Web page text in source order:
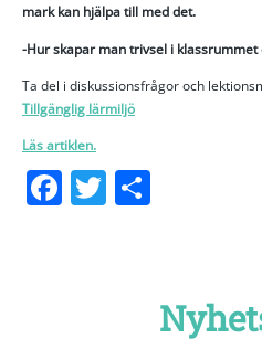
mark kan hjälpa till med det.
-Hur skapar man trivsel i klassrummet
Ta del i diskussionsfrågor och
Tillgänglig lärmiljö
Läs artiklen.
Facebook
Twitter